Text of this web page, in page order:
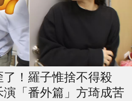
了！羅子惟捨不得殺
「番外篇」方琦成苦